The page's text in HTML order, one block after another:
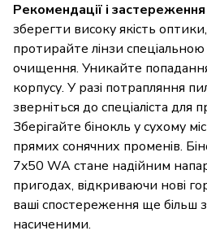
Рекомендації і
зберегти високу якість
протирайте лінзи
очищення. Уникайте
корпусу. У разі потрапляння
зверніться до спеціаліста
Зберігайте бінокль у сухому
прямих сонячних променів.
7x50 WA стане надійним
пригодах, відкриваючи нові
ваші спостереження ще більш
насиченими.